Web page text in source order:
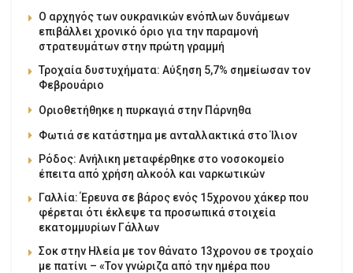
Ο αρχηγός των ουκρανικών ενόπλων δυνάμεων
επιβάλλει χρονικό όριο για την παραμονή
στρατευμάτων στην πρώτη γραμμή
Τροχαία δυστυχήματα: Αύξηση 5,7% σημείωσαν τον
Φεβρουάριο
Οριοθετήθηκε η πυρκαγιά στην Πάρνηθα
Φωτιά σε κατάστημα με ανταλλακτικά στο Ίλιον
Ρόδος: Ανήλικη μεταφέρθηκε στο νοσοκομείο
έπειτα από χρήση αλκοόλ και ναρκωτικών
Γαλλία: Έρευνα σε βάρος ενός 15χρονου χάκερ που
φέρεται ότι έκλεψε τα προσωπικά στοιχεία
εκατομμυρίων Γάλλων
Σοκ στην Ηλεία με τον θάνατο 13χρονου σε τροχαίο
με πατίνι – «Τον γνώριζα από την ημέρα που